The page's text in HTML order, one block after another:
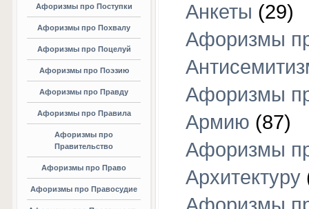
Афоризмы про Поступки
Афоризмы про Похвалу
Афоризмы про Поцелуй
Афоризмы про Поэзию
Афоризмы про Правду
Афоризмы про Правила
Афоризмы про
Правительство
Афоризмы про Право
Афоризмы про Правосудие
Анкеты (29)
Афоризмы
Афоризмы
Армию (87)
Афоризмы
Архитектуру